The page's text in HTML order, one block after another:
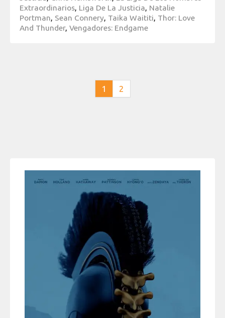
Extraordinarios, Liga De La Justicia, Natalie
Portman, Sean Connery, Taika Waititi, Thor: Love
And Thunder, Vengadores: Endgame
1 2